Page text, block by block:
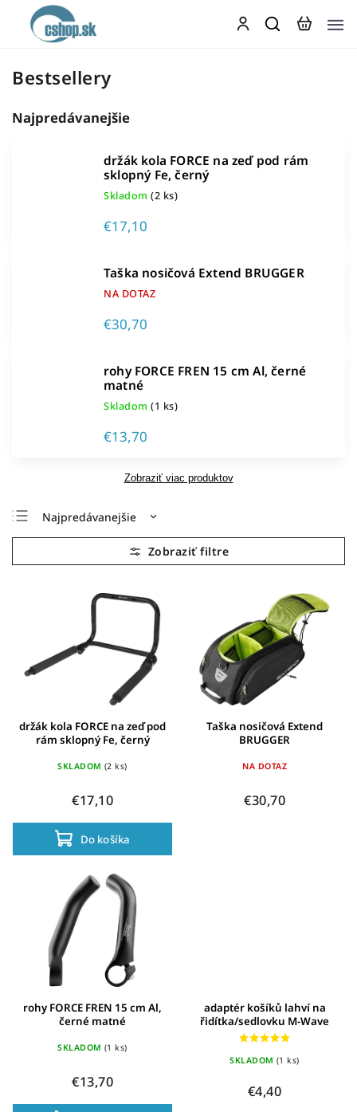
Bestsellery
Najpredávanejšie
držák kola FORCE na zeď pod rám
sklopný Fe, černý
Skladom (2 ks)
€17,10
Taška nosičová Extend BRUGGER
NA DOTAZ
€30,70
rohy FORCE FREN 15 cm Al, černé
matné
Skladom (1 ks)
€13,70
Zobraziť viac produktov
Najpredávanejšie
Najlacnejšie
Najdrahšie
Abecedne
držák kola FORCE na zeď pod
rám sklopný Fe, černý
SKLADOM (2 ks)
€17,10
Do košíka
Taška nosičová Extend
BRUGGER
NA DOTAZ
€30,70
rohy FORCE FREN 15 cm Al,
černé matné
SKLADOM (1 ks)
€13,70
adaptér košíků lahví na
řidítka/sedlovku M-Wave
SKLADOM (1 ks)
€4,40